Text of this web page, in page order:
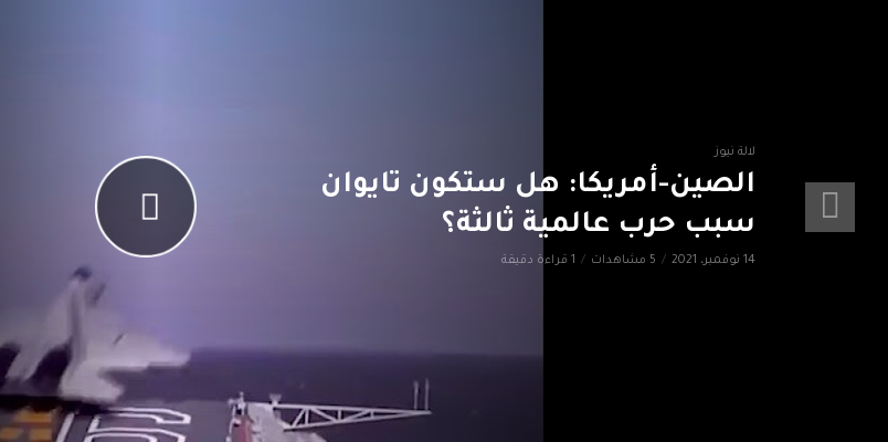
لالة نيوز
الصين-أمريكا: هل ستكون تايوان
سبب حرب عالمية ثالثة؟
14 نوفمبر، 2021 5 مشاهدات 1 قراءة دقيقة